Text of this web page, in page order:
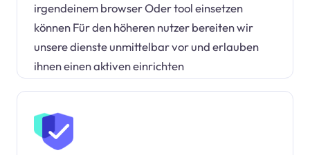
irgendeinem browser Oder tool einsetzen
können Für den höheren nutzer bereiten wir
unsere dienste unmittelbar vor und erlauben
ihnen einen aktiven einrichten